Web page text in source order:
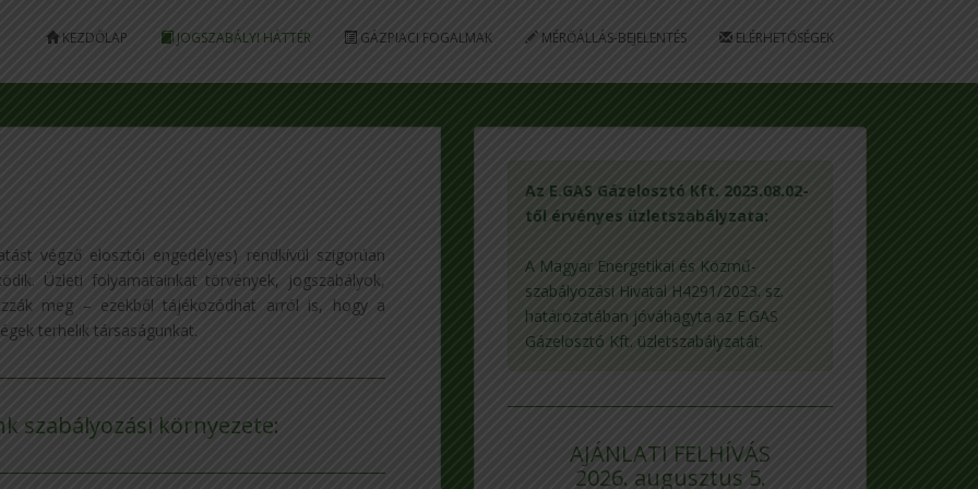
KEZDŐLAP JOGSZABÁLYI HÁTTÉR GÁZPIACI FOGALMAK MÉRŐÁLLÁS-BEJELENTÉS ELÉRHETŐSÉGEK
végző elosztói engedélyes) rendkívül szigorúan
Üzleti folyamatainkat törvények, jogszabályok,
meg – ezekből tájékozódhat arról is, hogy a
terhelik társaságunkat.
szabályozási környezete:
Az E.GAS Gázelosztó Kft. 2023.08.02-
től érvényes üzletszabályzata:
A Magyar Energetikai és Közmű-
szabályozási Hivatal H4291/2023. sz.
határozatában jóváhagyta az E.GAS
Gázelosztó Kft. üzletszabályzatát.
AJÁNLATI FELHÍVÁS
2026. augusztus 5.